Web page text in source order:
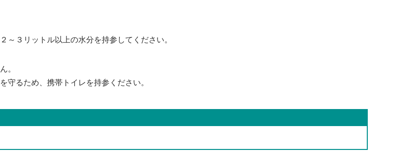
～３リットル以上の水分を持参してください。
。
守るため、携帯トイレを持参ください。